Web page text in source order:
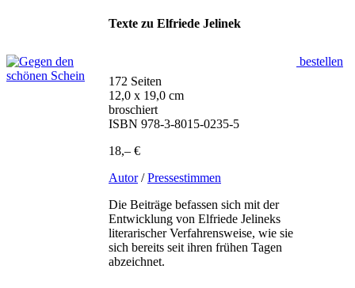
Texte zu Elfriede Jelinek
172 Seiten
12,0 x 19,0 cm
broschiert
ISBN 978-3-8015-0235-5
18,– €
bestellen
Autor/Pressestimmen
Die Beiträge befassen sich mit der
Entwicklung von Elfriede Jelineks
literarischer Verfahrensweise, wie sie
sich bereits seit ihren frühen Tagen
abzeichnet.